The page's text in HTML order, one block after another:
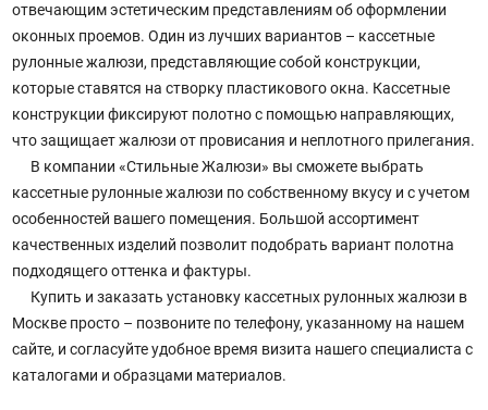
отвечающим эстетическим представлениям об оформлении
оконных проемов. Один из лучших вариантов – кассетные
рулонные жалюзи, представляющие собой конструкции,
которые ставятся на створку пластикового окна. Кассетные
конструкции фиксируют полотно с помощью направляющих,
что защищает жалюзи от провисания и неплотного прилегания.
В компании «Стильные Жалюзи» вы сможете выбрать
кассетные рулонные жалюзи по собственному вкусу и с учетом
особенностей вашего помещения. Большой ассортимент
качественных изделий позволит подобрать вариант полотна
подходящего оттенка и фактуры.
Купить и заказать установку кассетных рулонных жалюзи в
Москве просто – позвоните по телефону, указанному на нашем
сайте, и согласуйте удобное время визита нашего специалиста с
каталогами и образцами материалов.